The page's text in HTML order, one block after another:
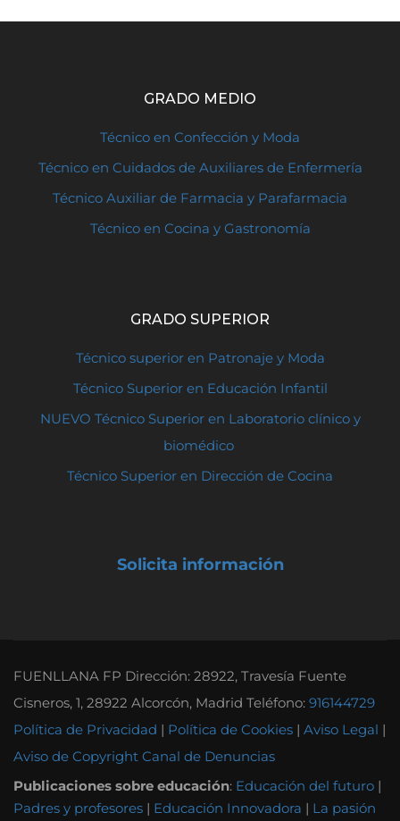
GRADO MEDIO
Técnico en Confección y Moda
Técnico en Cuidados de Auxiliares de Enfermería
Técnico Auxiliar de Farmacia y Parafarmacia
Técnico en Cocina y Gastronomía
GRADO SUPERIOR
Técnico superior en Patronaje y Moda
Técnico Superior en Educación Infantil
NUEVO Técnico Superior en Laboratorio clínico y
biomédico
Técnico Superior en Dirección de Cocina
Solicita información
FUENLLANA FP Dirección: 28922, Travesía Fuente
Cisneros, 1, 28922 Alcorcón, Madrid Teléfono: 916144729
Política de Privacidad | Política de Cookies | Aviso Legal |
Aviso de Copyright Canal de Denuncias
Publicaciones sobre educación: Educación del futuro |
Padres y profesores | Educación Innovadora | La pasión